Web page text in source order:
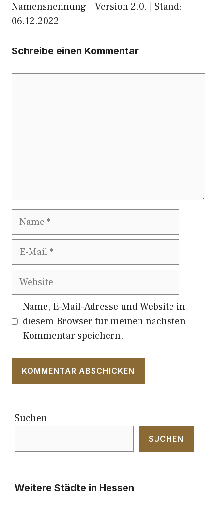
Namensnennung – Version 2.0. | Stand:
06.12.2022
Schreibe einen Kommentar
Name
E-
Website
Name, E-Mail-Adresse und Website in
diesem Browser für meinen nächsten
Kommentar speichern.
Suchen
SUCHEN
Weitere Städte in Hessen